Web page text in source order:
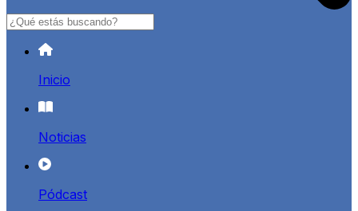
Inicio
Noticias
Pódcast